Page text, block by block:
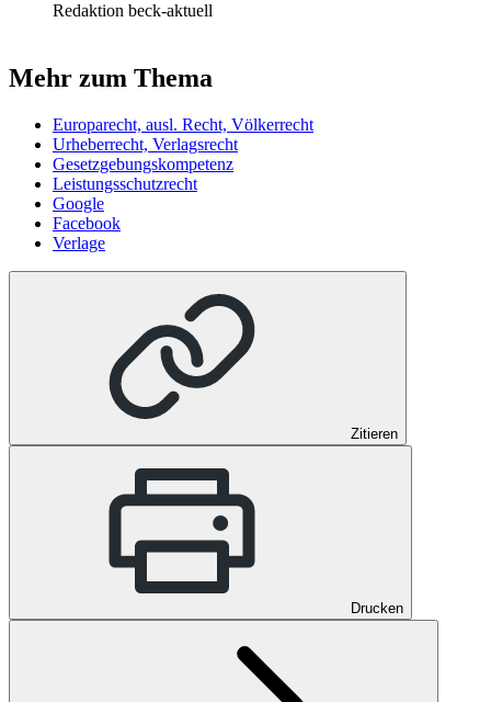
Redaktion beck-aktuell
Mehr zum Thema
Europarecht, ausl. Recht, Völkerrecht
Urheberrecht, Verlagsrecht
Gesetzgebungskompetenz
Leistungsschutzrecht
Google
Facebook
Verlage
Zitieren
Drucken